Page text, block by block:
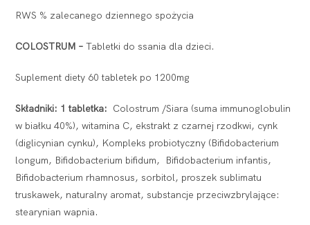
RWS % zalecanego dziennego spożycia
COLOSTRUM – Tabletki do ssania dla dzieci.
Suplement diety 60 tabletek po 1200mg
Składniki: 1 tabletka: Colostrum /Siara (suma immunoglobulin
w białku 40%), witamina C, ekstrakt z czarnej rzodkwi, cynk
(diglicynian cynku), Kompleks probiotyczny (Bifidobacterium
longum, Bifidobacterium bifidum, Bifidobacterium infantis,
Bifidobacterium rhamnosus, sorbitol, proszek sublimatu
truskawek, naturalny aromat, substancje przeciwzbrylające:
stearynian wapnia.